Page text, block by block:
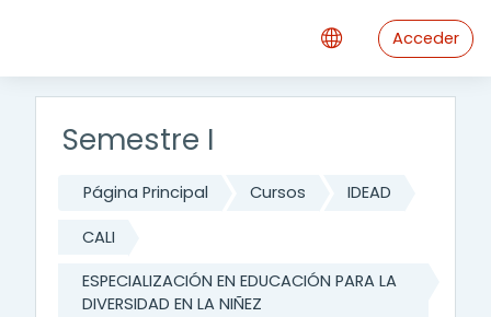
Acceder
Semestre I
Página Principal Cursos IDEAD
CALI
ESPECIALIZACIÓN EN EDUCACIÓN PARA LA
DIVERSIDAD EN LA NIÑEZ